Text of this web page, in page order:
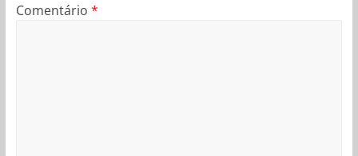
Comentário *